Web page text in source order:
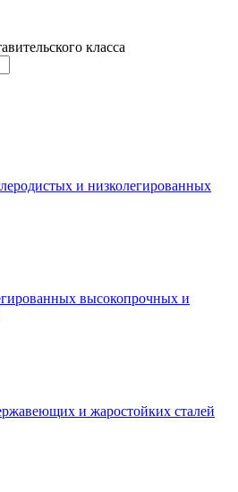
класса
и низколегированных
высокопрочных и
и жаростойких сталей